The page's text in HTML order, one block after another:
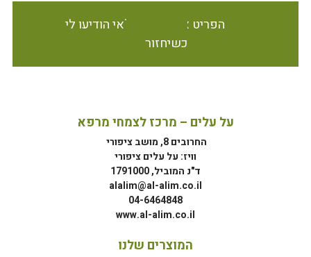
הפריט אינו זמין במלאי הודיעו לי
כשיחזור
על עלים – מרכז לצמחי מרפא
החרובים 8, מושב ציפורי
וויז: על עלים ציפורי
ד"נ המוביל, 1791000
alalim@al-alim.co.il
04-6464848
www.al-alim.co.il
המוצרים שלנו